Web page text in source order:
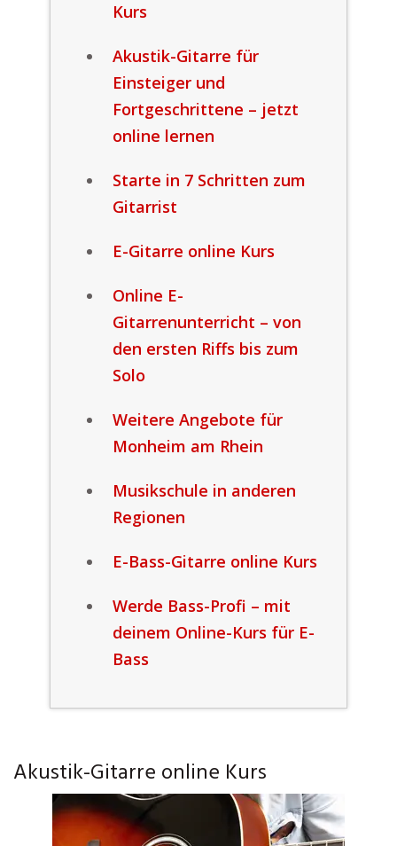
Kurs
Akustik-Gitarre für
Einsteiger und
Fortgeschrittene – jetzt
online lernen
Starte in 7 Schritten zum
Gitarrist
E-Gitarre online Kurs
Online E-
Gitarrenunterricht – von
den ersten Riffs bis zum
Solo
Weitere Angebote für
Monheim am Rhein
Musikschule in anderen
Regionen
E-Bass-Gitarre online Kurs
Werde Bass-Profi – mit
deinem Online-Kurs für E-
Bass
Akustik-Gitarre online Kurs